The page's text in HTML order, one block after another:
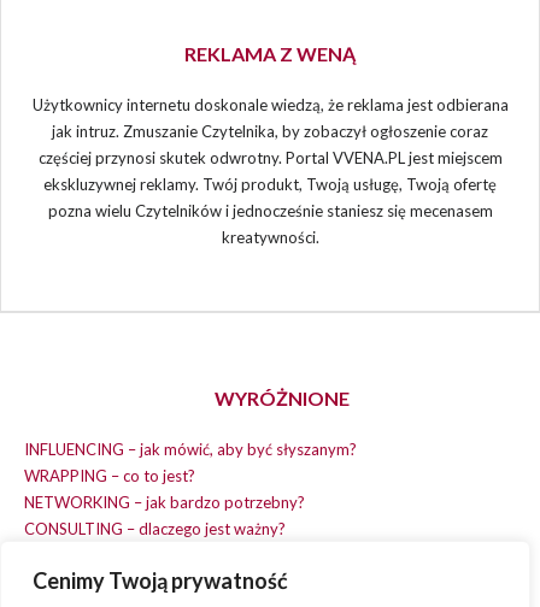
Cenimy Twoją prywatność
REKLAMA Z WENĄ
Użytkownicy internetu doskonale wiedzą, że reklama jest odbierana
jak intruz. Zmuszanie Czytelnika, by zobaczył ogłoszenie coraz
częściej przynosi skutek odwrotny. Portal VVENA.PL jest miejscem
ekskluzywnej reklamy. Twój produkt, Twoją usługę, Twoją ofertę
pozna wielu Czytelników i jednocześnie staniesz się mecenasem
kreatywności.
WYRÓŻNIONE
INFLUENCING – jak mówić, aby być słyszanym?
WRAPPING – co to jest?
NETWORKING – jak bardzo potrzebny?
CONSULTING – dlaczego jest ważny?
EARNING – jak zarobić na dobrym pomyśle?